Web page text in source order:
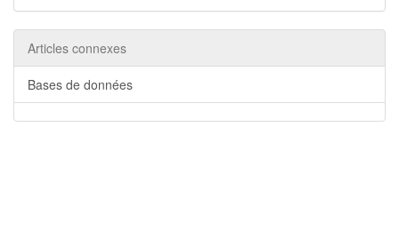
Articles connexes
Bases de données